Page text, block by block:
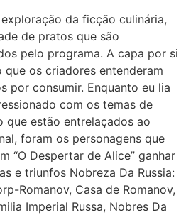
da ficção culinária,
de pratos que são
pelo programa. A capa por si
que os criadores entenderam
por consumir. Enquanto eu lia
com os temas de
que estão entrelaçados ao
foram os personagens que
“O Despertar de Alice” ganhar
e triunfos Nobreza Da Russia:
Romanov, Casa de Romanov,
Imperial Russa, Nobres Da